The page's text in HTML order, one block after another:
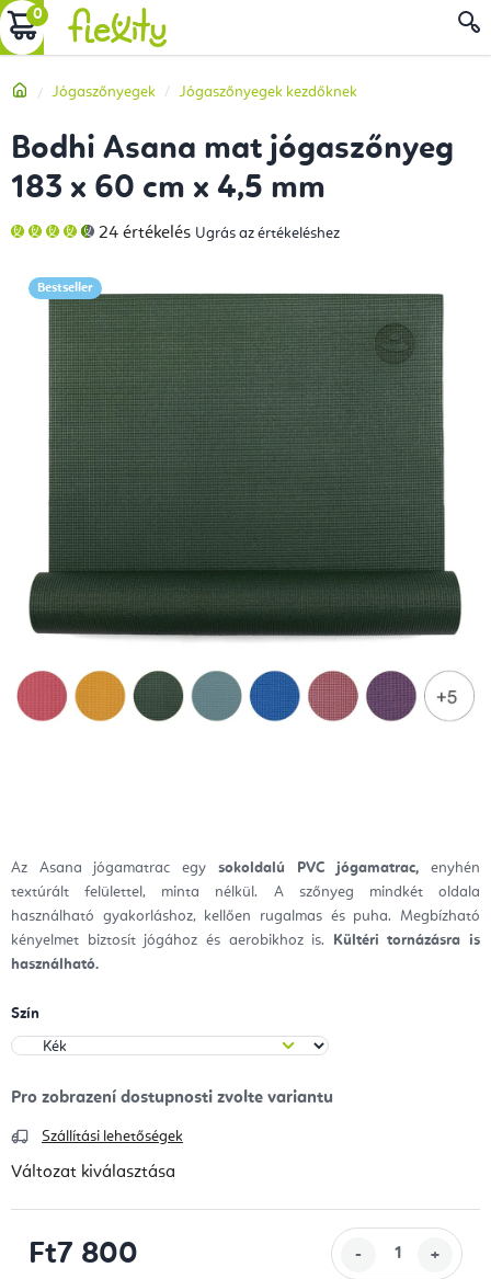
Ugrás
a
tartalomhoz
KOSÁR
Kezdőlap
Jógaszőnyegek Jógaszőnyegek kezdőknek
Az Asana jógamatrac egy sokoldalú PVC jógamatrac, enyhén
textúrált felülettel, minta nélkül. A szőnyeg mindkét oldala
használható gyakorláshoz, kellően rugalmas és puha. Megbízható
kényelmet biztosít jógához és aerobikhoz is. Kültéri tornázásra is
használható.
Szín
Szállítási lehetőségek
Változat kiválasztása
Ft7 800
Bodhi Asana mat jógaszőnyeg
183 x 60 cm x 4,5 mm
A
termék
5-
ből
4,9
csillag.
24 értékelés Ugrás az értékeléshez
Bestseller